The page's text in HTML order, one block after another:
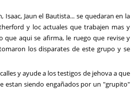
Jaun el Bautista... se quedaran en la
y loc actuales que trabajen mas y
que aqui se afirma, le ruego que revise y
los disparates de este grupo y se
y ayude a los testigos de jehova a que
estan siendo engañados por un "grupito"